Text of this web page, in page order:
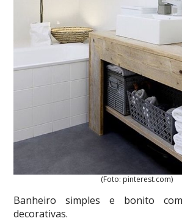
(Foto: pinterest.com)
Banheiro simples e bonito
decorativas.